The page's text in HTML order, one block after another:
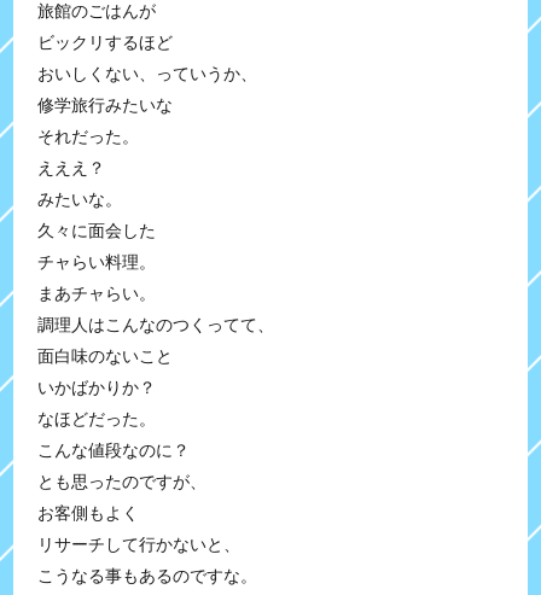
旅館のごはんが
ビックリするほど
おいしくない、っていうか、
修学旅行みたいな
それだった。
えええ？
みたいな。
久々に面会した
チャらい料理。
まあチャらい。
調理人はこんなのつくってて、
面白味のないこと
いかばかりか？
なほどだった。
こんな値段なのに？
とも思ったのですが、
お客側もよく
リサーチして行かないと、
こうなる事もあるのですな。